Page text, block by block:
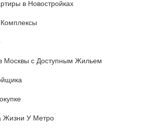
в Новостройках
Москвы с Доступным Жильем
Жизни У Метро